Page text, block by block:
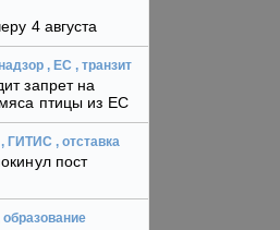
4 августа
, ЕС , транзит
запрет на
птицы из ЕС
, ГИТИС , отставка
пост
образование